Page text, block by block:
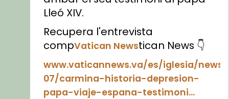
Lleó XIV.
Recupera l'entrevista
compVatican Newstican News 👇
www.vaticannews.va/es/iglesia/news/
07/carmina-historia-depresion-
papa-viaje-espana-testimoni...